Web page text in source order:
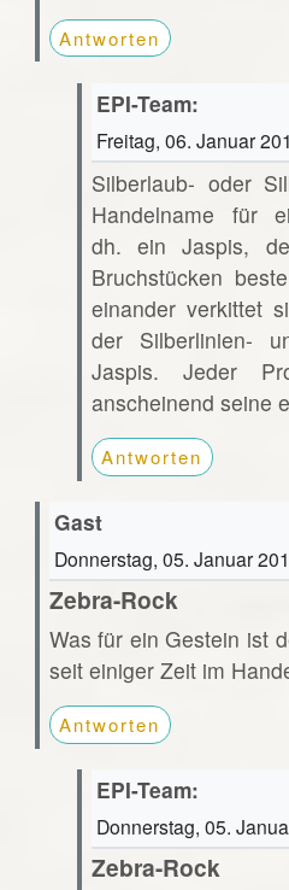
Antworten
EPI-Team:
Freitag, 06. Januar
Silberlaub- oder
Handelname für
dh. ein Jaspis,
Bruchstücken
einander verkittet
der Silberlinien-
Jaspis. Jeder
anscheinend seine
Antworten
Gast
Donnerstag, 05. Januar
Zebra-Rock
Was für ein Gestein ist
seit einiger Zeit im
Antworten
EPI-Team:
Donnerstag, 05.
Zebra-Rock